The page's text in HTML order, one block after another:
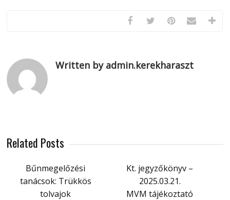
Written by admin.kerekharaszt
Related Posts
Bűnmegelőzési
tanácsok: Trükkös
tolvajok
Kt. jegyzőkönyv –
2025.03.21.
MVM tájékoztató